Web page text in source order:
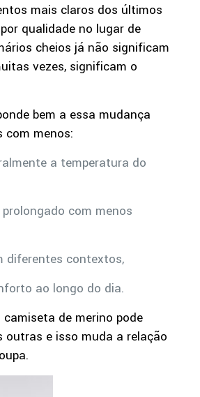
mais claros dos últimos
qualidade no lugar de
cheios já não significam
vezes, significam o
bem a essa mudança
com menos:
a temperatura do
com menos
diferentes contextos,
ao longo do dia.
de merino pode
outras e isso muda a relação